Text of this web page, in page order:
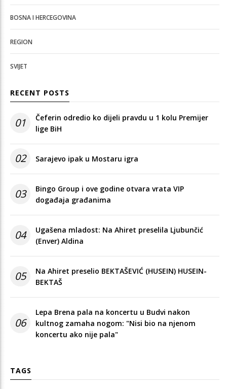
BOSNA I HERCEGOVINA
REGION
SVIJET
RECENT POSTS
01
Čeferin odredio ko dijeli pravdu u 1 kolu Premijer
lige BiH
02 Sarajevo ipak u Mostaru igra
03
Bingo Group i ove godine otvara vrata VIP
događaja građanima
04
Ugašena mladost: Na Ahiret preselila Ljubunčić
(Enver) Aldina
05
Na Ahiret preselio BEKTAŠEVIĆ (HUSEIN) HUSEIN-
BEKTAŠ
06
Lepa Brena pala na koncertu u Budvi nakon
kultnog zamaha nogom: "Nisi bio na njenom
koncertu ako nije pala"
TAGS